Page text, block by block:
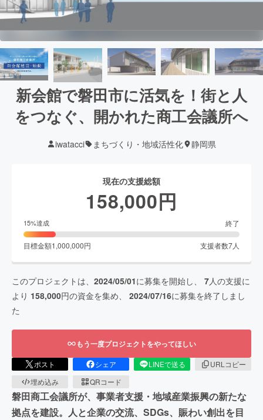
新会館で磐田市に活気を！街と人
をつなぐ、開かれた商工会議所へ
iwatacci まちづくり・地域活性化 静岡県
現在の支援総額
158,000円
15%達成 終了
目標金額1,000,000円 支援者数7人
このプロジェクトは、 2024/05/01に募集を開始し、 7人の支援に
より 158,000円の資金を集め、 2024/07/16に募集を終了しまし
た
もう一度プロジェクトをやってほしい
ポスト シェア LINEで送る
URLコピー
埋め込み
QRコード
磐田商工会議所が、事業者支援・地域産業振興の新たな
拠点を建設。人と企業の交流、SDGs、賑わい創出を目